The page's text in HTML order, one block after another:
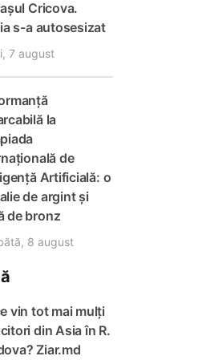
Cricova.
s-a autosesizat
7 august
la
de
Artificială: o
de argint și
de bronz
8 august
vin tot mai mulți
din Asia în R.
Ziar.md